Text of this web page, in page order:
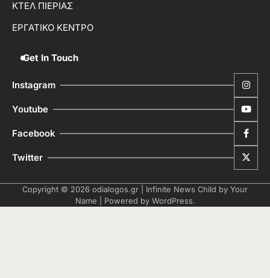
ΚΤΕΛ ΠΙΕΡΙΑΣ
ΕΡΓΑΤΙΚΟ ΚΕΝΤΡΟ
Get In Touch
Instagram
Youtube
Facebook
Twitter
Copyright © 2026 odialogos.gr | Infinite News Child by Your
Name | Powered by WordPress.